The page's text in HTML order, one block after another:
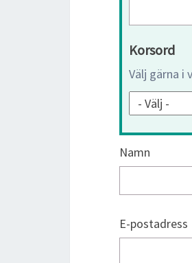
Korsord
Välj gärna i
Namn
E-postadress